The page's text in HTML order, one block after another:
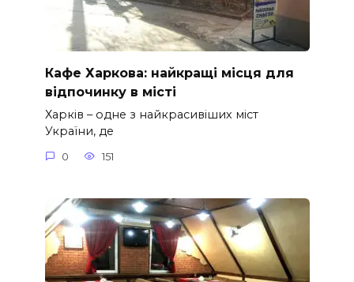
Кафе Харкова: найкращі місця для
відпочинку в місті
Харків – одне з найкрасивіших міст
України, де
0 151